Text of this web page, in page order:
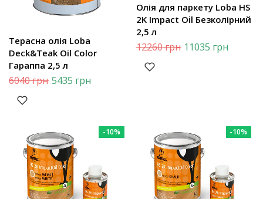
Терасна олія Loba
Deck&Teak Oil Color
Гараппа 2,5 л
6040грн 5435 грн
Олія для паркету Loba HS
2K Impact Oil Безколірний
2,5 л
12260грн 11035 грн
-10% -10%